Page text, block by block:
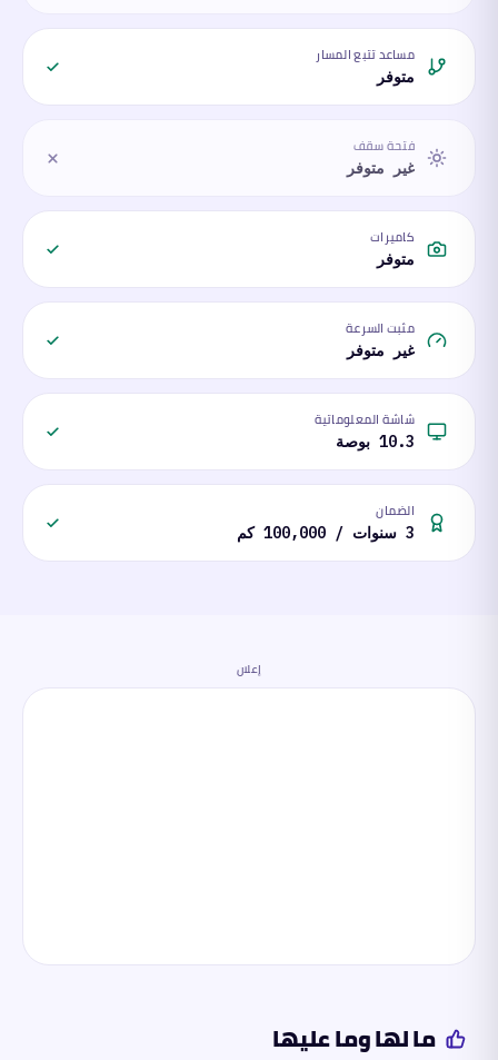
مساعد تتبع المسار
متوفر
فتحة سقف
غير متوفر
كاميرات
متوفر
مثبت السرعة
غير متوفر
شاشة المعلوماتية
10.3 بوصة
الضمان
3 سنوات / 100,000 كم
إعلان
ما لها وما عليها